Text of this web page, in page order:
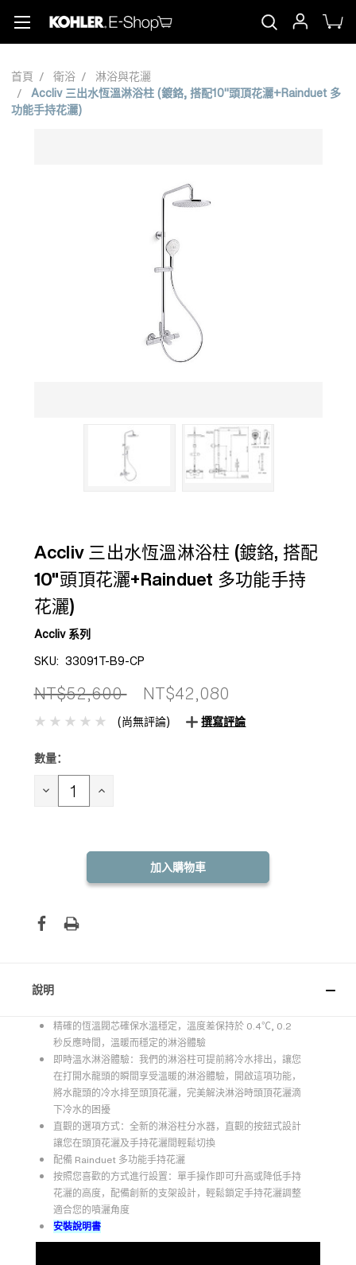
首頁 衛浴
淋浴與花灑
Accliv 三出水恆溫淋浴柱 (鍍鉻, 搭配10"頭頂花灑+Rainduet 多
功能手持花灑)
Accliv 三出水恆溫淋浴柱 (鍍鉻, 搭配
10"頭頂花灑+Rainduet 多功能手持
花灑)
Accliv 系列
SKU: 33091T-B9-CP
NT$52,600 NT$42,080
(尚無評論) 撰寫評論
目前
存：
數量：
減 增
說明
精確的恆溫閥芯確保水溫穩定，溫度差保持於 0.4℃, 0.2
秒反應時間，溫暖而穩定的淋浴體驗
即時溫水淋浴體驗：我們的淋浴柱可提前將冷水排出，讓您
在打開水龍頭的瞬間享受溫暖的淋浴體驗，開啟這項功能，
將水龍頭的冷水排至頭頂花灑，完美解決淋浴時頭頂花灑滴
下冷水的困擾
直觀的選項方式：全新的淋浴柱分水器，直觀的按鈕式設計
讓您在頭頂花灑及手持花灑間輕鬆切換
配備 Rainduet 多功能手持花灑
按照您喜歡的方式進行設置：單手操作即可升高或降低手持
花灑的高度，配備創新的支架設計，輕鬆鎖定手持花灑調整
適合您的噴灑角度
安裝說明書